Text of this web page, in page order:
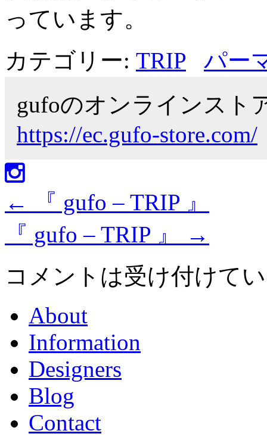
っています。
カテゴリー: TRIP
パー
gufoのオンラインスト
https://ec.gufo-store.com/
←
『 gufo – TRIP 』
『 gufo – TRIP 』
→
コメントは受け付けて
About
Information
Designers
Blog
Contact